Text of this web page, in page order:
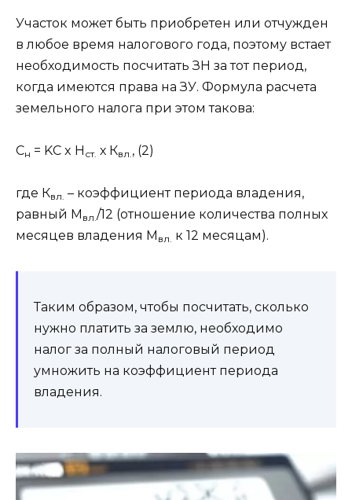
Участок может быть приобретен или отчужден
в любое время налогового года, поэтому встает
необходимость посчитать ЗН за тот период,
когда имеются права на ЗУ. Формула расчета
земельного налога при этом такова:
Сн = KС x Н ст. х Квл., (2)
где Квл. – коэффициент периода владения,
равный М вл./12 (отношение количества полных
месяцев владения М вл. к 12 месяцам).
Таким образом, чтобы посчитать, сколько
нужно платить за землю, необходимо
налог за полный налоговый период
умножить на коэффициент периода
владения.